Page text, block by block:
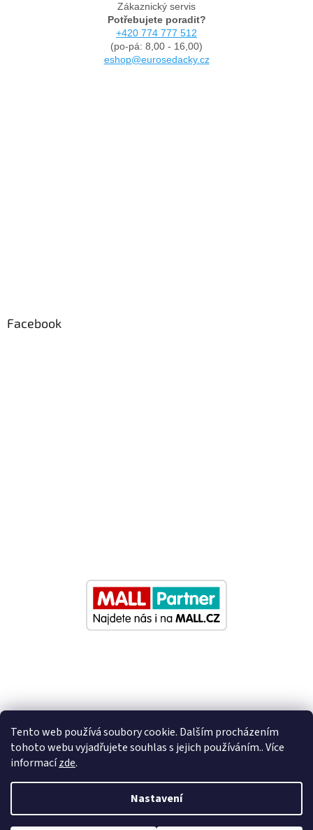
Tento web používá soubory cookie. Dalším procházením
tohoto webu vyjadřujete souhlas s jejich používáním.. Více
informacízde.
Nastavení
Zákaznický servis
Potřebujete poradit?
+420 774 777 512
(po-pá: 8,00 - 16,00)
eshop@eurosedacky.cz
Facebook
Nastavil tým EshopyUmíme.cz